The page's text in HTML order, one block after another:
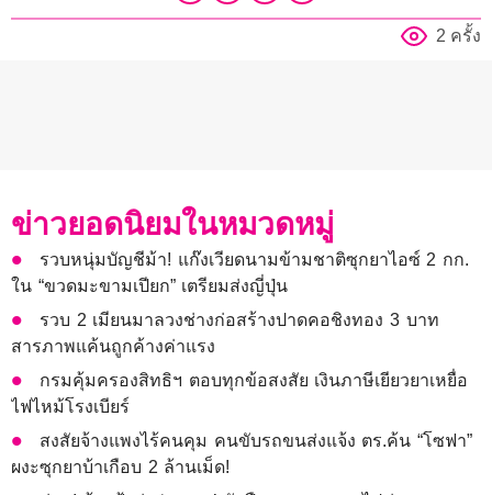
2 ครั้ง
ข่าวยอดนิยมในหมวดหมู่
รวบหนุ่มบัญชีม้า! แก๊งเวียดนามข้ามชาติซุกยาไอซ์ 2 กก.
ใน “ขวดมะขามเปียก” เตรียมส่งญี่ปุ่น
รวบ 2 เมียนมาลวงช่างก่อสร้างปาดคอชิงทอง 3 บาท
สารภาพแค้นถูกค้างค่าแรง
กรมคุ้มครองสิทธิฯ ตอบทุกข้อสงสัย เงินภาษีเยียวยาเหยื่อ
ไฟไหม้โรงเบียร์
สงสัยจ้างแพงไร้คนคุม คนขับรถขนส่งแจ้ง ตร.ค้น “โซฟา”
ผงะซุกยาบ้าเกือบ 2 ล้านเม็ด!